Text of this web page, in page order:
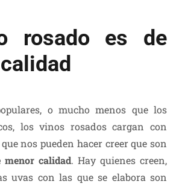
rosado es de
o mucho menos que los
los vinos rosados cargan con
nos pueden hacer creer que son
menor calidad. Hay quienes creen,
uvas con las que se elabora son